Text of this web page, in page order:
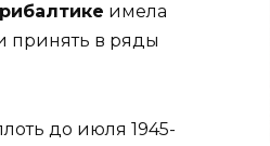
имела
принять в ряды
до июля 1945-